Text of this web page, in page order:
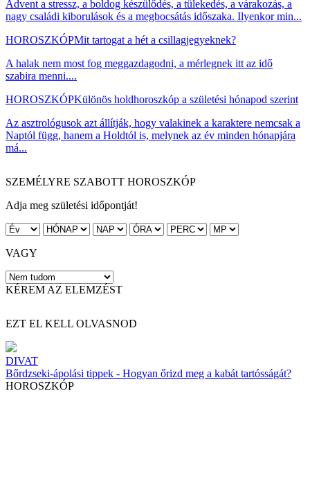
Advent a stressz, a boldog készülődés, a tülekedés, a várakozás, a
nagy családi kiborulások és a megbocsátás időszaka. Ilyenkor min...
HOROSZKÓPMit tartogat a hét a csillagjegyeknek?
A halak nem most fog meggazdagodni, a mérlegnek itt az idő
szabira menni....
HOROSZKÓPKülönös holdhoroszkóp a születési hónapod szerint
Az asztrológusok azt állítják, hogy valakinek a karaktere nemcsak a
Naptól függ, hanem a Holdtól is, melynek az év minden hónapjára
má...
SZEMÉLYRE SZABOTT HOROSZKÓP
Adja meg születési időpontját!
VAGY
KÉREM AZ ELEMZÉST
EZT EL KELL OLVASNOD
DIVAT
Bőrdzseki-ápolási tippek - Hogyan őrizd meg a kabát tartósságát?
HOROSZKÓP